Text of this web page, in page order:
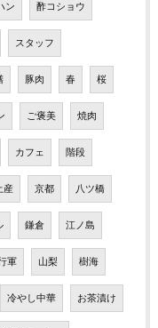
ン 酢コショウ
スタッフ
豚肉 春 桜
ご褒美 焼肉
カフェ 階段
産 京都 八ツ橋
鎌倉 江ノ島
軍 山梨 樹海
冷やし中華 お茶漬け